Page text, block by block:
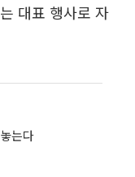
대표 행사로 자
는다